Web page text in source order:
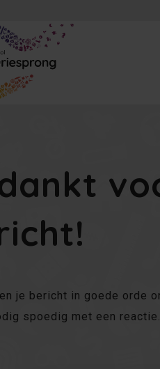
je bericht in goede orde
spoedig met een reactie.